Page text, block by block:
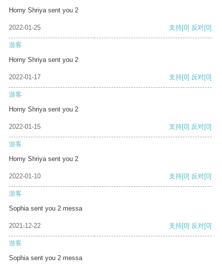
Horny Shriya sent you 2
2022-01-25 支持[0] 反对[0]
游客
Horny Shriya sent you 2
2022-01-17 支持[0] 反对[0]
游客
Horny Shriya sent you 2
2022-01-15 支持[0] 反对[0]
游客
Horny Shriya sent you 2
2022-01-10 支持[0] 反对[0]
游客
Sophia sent you 2 messa
2021-12-22 支持[0] 反对[0]
游客
Sophia sent you 2 messa